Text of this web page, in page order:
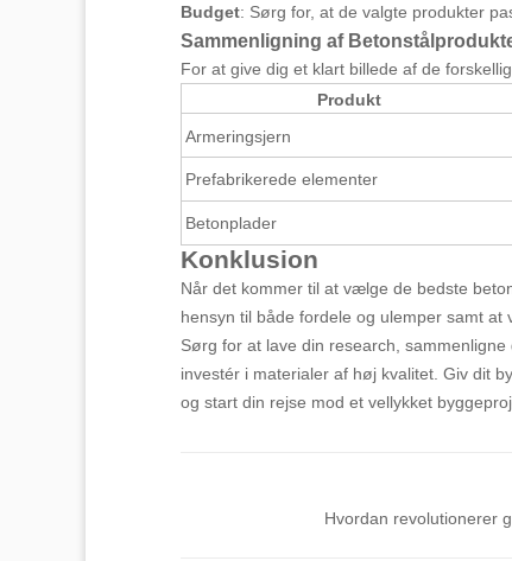
Budget: Sørg for, at de valgte produkter
Sammenligning af
For at give dig et klart billede af de
Produkt
Armeringsjern
Prefabrikerede elementer
Betonplader
Konklusion
Når det kommer til at vælge de bedste
hensyn til både fordele og ulemper samt
Sørg for at lave din research,
investér i materialer af høj kvalitet. Giv dit
og start din rejse mod et vellykket
Hvordan revolutionerer